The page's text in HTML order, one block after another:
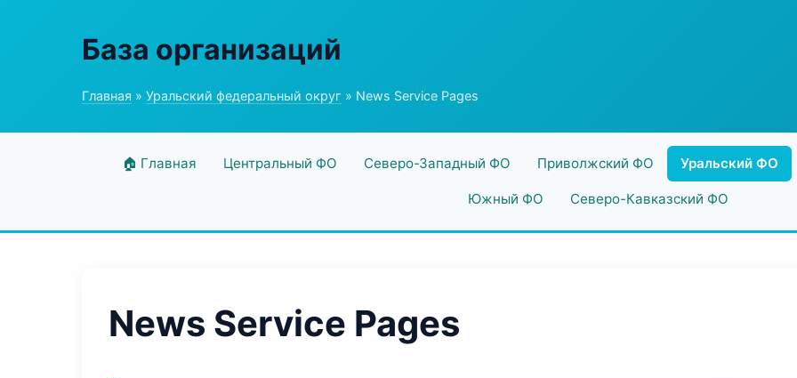
База организаций
Главная » Уральский федеральный округ » News Service Pages
🏠 Главная Центральный ФО Северо-Западный ФО Приволжский ФО Уральский ФО
Южный ФО Северо-Кавказский ФО
News Service Pages